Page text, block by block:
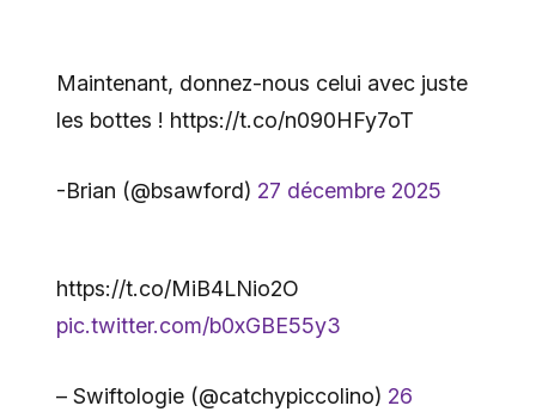
Maintenant, donnez-nous celui avec juste
les bottes ! https://t.co/n090HFy7oT
-Brian (@bsawford) 27 décembre 2025
https://t.co/MiB4LNio2O
pic.twitter.com/b0xGBE55y3
– Swiftologie (@catchypiccolino) 26